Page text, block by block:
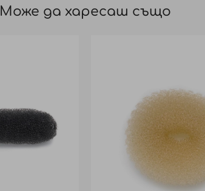
Може да харесаш също